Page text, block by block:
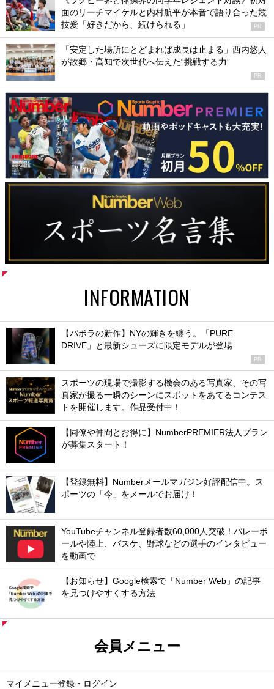
面のリーチマイケルと内村航平が本音で語り合った競
技愛「好きだから、続けられる」
PR
「安定した場所にとどまれば成長は止まる」西内悠人
が故郷・高知で次世代へ伝えた“挑戦する力”
PR
INFORMATION
【バボラの新作】NYの輝きを纏う。「PURE
DRIVE」と最新シューズに限定モデルが登場
PR
スポーツの現場で撮影する機会のある写真家、その写
真家が撮る一瞬のシーンにスポットをあてるコンテス
トを開催します。作品受付中！
【同僚や仲間とお得に】NumberPREMIER法人プラン
が募集スタート！
【登録無料】Numberメールマガジン好評配信中。ス
ポーツの「今」をメールでお届け！
YouTubeチャンネル登録者数60,000人突破！バレーボ
ールや陸上、バスケ、野球などの選手のインタビュー
を動画で
【お知らせ】Google検索で「Number Web」の記事
を見つけやすくする方法
会員メニュー
マイメニュー登録・ログイン